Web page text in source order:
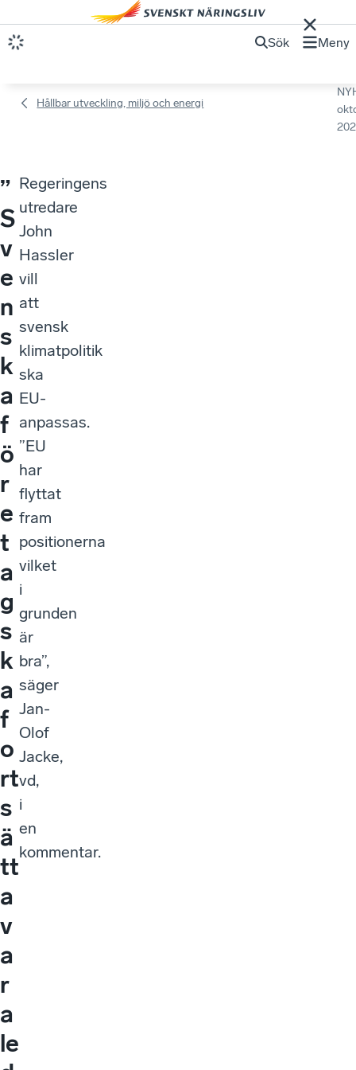
Sök Meny
Hållbar utveckling, miljö och energi
”
S
v
e
n
s
k
a
f
ö
r
e
t
a
g
s
k
a
f
o
rt
s
ä
tt
a
v
a
r
a
le
Regeringens
utredare
John
Hassler
vill
att
svensk
klimatpolitik
ska
EU-
anpassas.
”EU
har
flyttat
fram
positionerna
vilket
i
grunden
är
bra”,
säger
Jan-
Olof
Jacke,
vd,
i
en
kommentar.